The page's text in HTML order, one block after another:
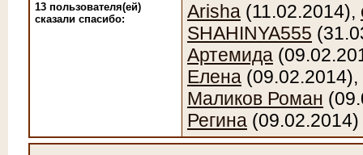
13 пользователя(ей)
сказали cпасибо:
Arisha (11.02.2014),
SHAHINYA555
Артемида
Елена (09.02.2014),
Маликов Роман
Регина (09.02.2014)